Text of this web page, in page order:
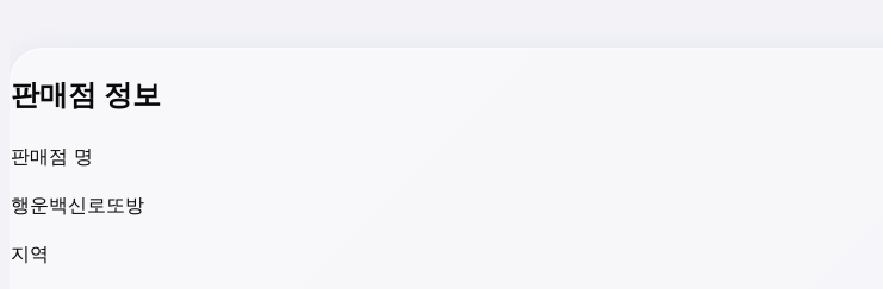
판매점 정보
판매점 명
행운백신로또방
지역